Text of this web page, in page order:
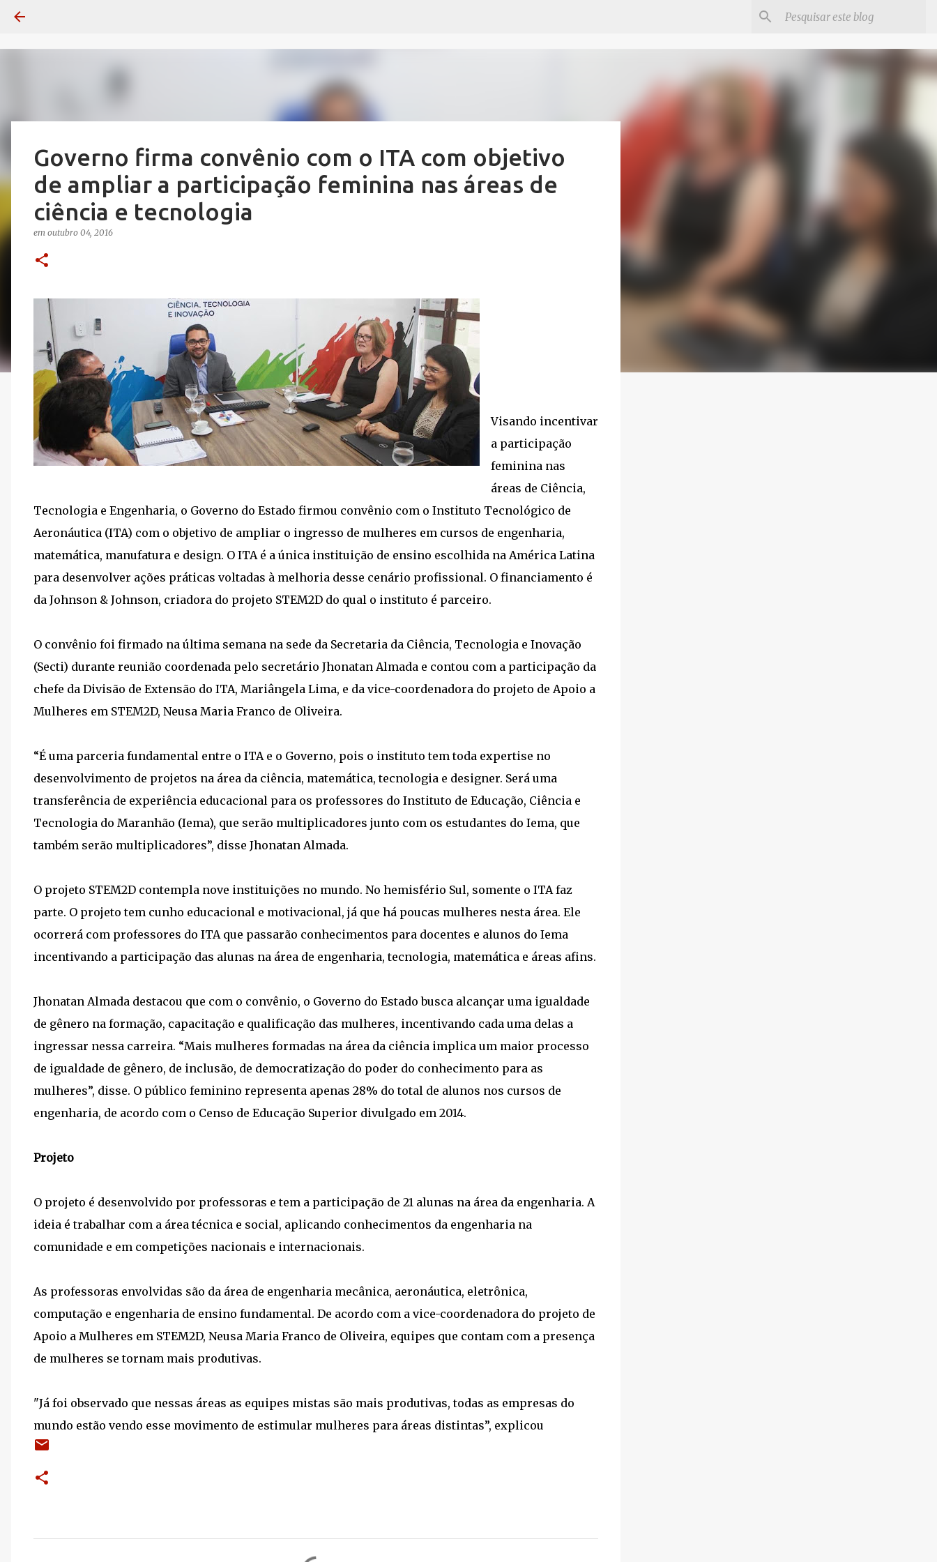
Governo firma convênio com o ITA com objetivo
de ampliar a participação feminina nas áreas de
ciência e tecnologia
em outubro 04, 2016
Visando incentivar
a participação
feminina nas
áreas de Ciência,
Tecnologia e Engenharia, o Governo do Estado firmou convênio com o Instituto Tecnológico de
Aeronáutica (ITA) com o objetivo de ampliar o ingresso de mulheres em cursos de engenharia,
matemática, manufatura e design. O ITA é a única instituição de ensino escolhida na América Latina
para desenvolver ações práticas voltadas à melhoria desse cenário profissional. O financiamento é
da Johnson & Johnson, criadora do projeto STEM2D do qual o instituto é parceiro.
O convênio foi firmado na última semana na sede da Secretaria da Ciência, Tecnologia e Inovação
(Secti) durante reunião coordenada pelo secretário Jhonatan Almada e contou com a participação da
chefe da Divisão de Extensão do ITA, Mariângela Lima, e da vice-coordenadora do projeto de Apoio a
Mulheres em STEM2D, Neusa Maria Franco de Oliveira.
“É uma parceria fundamental entre o ITA e o Governo, pois o instituto tem toda expertise no
desenvolvimento de projetos na área da ciência, matemática, tecnologia e designer. Será uma
transferência de experiência educacional para os professores do Instituto de Educação, Ciência e
Tecnologia do Maranhão (Iema), que serão multiplicadores junto com os estudantes do Iema, que
também serão multiplicadores”, disse Jhonatan Almada.
O projeto STEM2D contempla nove instituições no mundo. No hemisfério Sul, somente o ITA faz
parte. O projeto tem cunho educacional e motivacional, já que há poucas mulheres nesta área. Ele
ocorrerá com professores do ITA que passarão conhecimentos para docentes e alunos do Iema
incentivando a participação das alunas na área de engenharia, tecnologia, matemática e áreas afins.
Jhonatan Almada destacou que com o convênio, o Governo do Estado busca alcançar uma igualdade
de gênero na formação, capacitação e qualificação das mulheres, incentivando cada uma delas a
ingressar nessa carreira. “Mais mulheres formadas na área da ciência implica um maior processo
de igualdade de gênero, de inclusão, de democratização do poder do conhecimento para as
mulheres”, disse. O público feminino representa apenas 28% do total de alunos nos cursos de
engenharia, de acordo com o Censo de Educação Superior divulgado em 2014.
Projeto
O projeto é desenvolvido por professoras e tem a participação de 21 alunas na área da engenharia. A
ideia é trabalhar com a área técnica e social, aplicando conhecimentos da engenharia na
comunidade e em competições nacionais e internacionais.
As professoras envolvidas são da área de engenharia mecânica, aeronáutica, eletrônica,
computação e engenharia de ensino fundamental. De acordo com a vice-coordenadora do projeto de
Apoio a Mulheres em STEM2D, Neusa Maria Franco de Oliveira, equipes que contam com a presença
de mulheres se tornam mais produtivas.
"Já foi observado que nessas áreas as equipes mistas são mais produtivas, todas as empresas do
mundo estão vendo esse movimento de estimular mulheres para áreas distintas”, explicou